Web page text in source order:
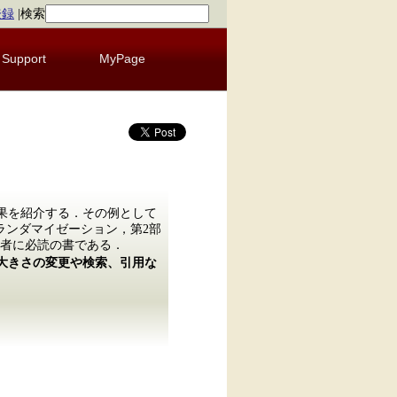
検索
Support MyPage
を紹介する．その例として
ンダマイゼーション，第2部
に必読の書である．
きさの変更や検索、引用な